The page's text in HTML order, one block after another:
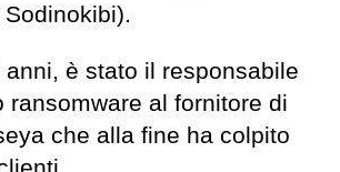
anni, è stato il responsabile
ransomware al fornitore di
che alla fine ha colpito